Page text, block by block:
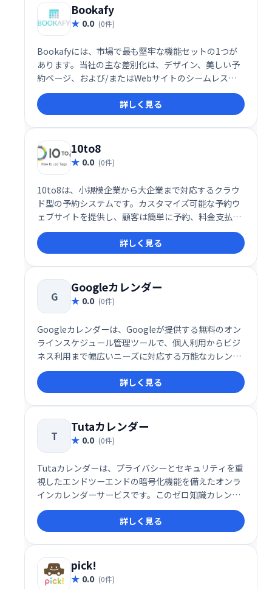
Bookafy
0.0 (0件)
Bookafyには、市場で最も堅牢な機能セットの1つが
あります。当社の主な差別化は、デザイン、美しい予
約ページ、および/またはWebサイトのシームレスな
ライトボックス統合です（無料でインストールできま
す）。
詳しく見る
10to8
0.0 (0件)
10to8は、小規模企業から大企業まで対応するクラウ
ド型の予約システムです。カスタマイズ可能な予約ウ
ェブサイトを提供し、顧客は簡単に予約、料金支払
い、予約変更などが可能です。Gmail、Outlookなど
との連携もスムーズで、複数カレンダーの管理や、メ
ール・SMSリマインダー送信、顧客データ保存なども
可能です。効率的な予約管理で、業務をスムーズに進
めましょう。
詳しく見る
G
Googleカレンダー
0.0 (0件)
Googleカレンダーは、Googleが提供する無料のオン
ラインスケジュール管理ツールで、個人利用からビジ
ネス利用まで幅広いニーズに対応する万能なカレンダ
ーサービスです。シンプルで直感的なインターフェー
スと多機能性を兼ね備えており、日々のスケジュール
管理を効率的に行いたいユーザーに最適です。
詳しく見る
T
Tutaカレンダー
0.0 (0件)
Tutaカレンダーは、プライバシーとセキュリティを重
視したエンドツーエンドの暗号化機能を備えたオンラ
インカレンダーサービスです。このゼロ知識カレンダ
ーは、予定やスケジュールを完全にプライベートに保
ち、監視や傍受から守ります。特に、耐量子暗号技術
を採用しており、予定の作成や共有、通知の送信な
ど、すべての操作が暗号化された安全な環境で行われ
ます。
詳しく見る
pick!
0.0 (0件)